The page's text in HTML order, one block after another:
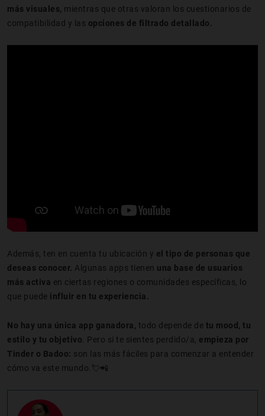
más visuales, mientras que otras valoran los cuestionarios de
compatibilidad y las opciones de filtrado detallado.
Además, ten en cuenta tu ubicación y el tipo de personas que
deseas conocer. Algunas apps tienen una base de usuarios
más activa en ciertas regiones o comunidades específicas, lo
que puede influir en tu experiencia.
No hay una única app ganadora, todo depende de tu mood, tu
estilo y tu objetivo . Pero si te sientes perdido/a, empieza por
Tinder o Badoo: son las más fáciles para comenzar a entender
cómo va este mundo.💘📲